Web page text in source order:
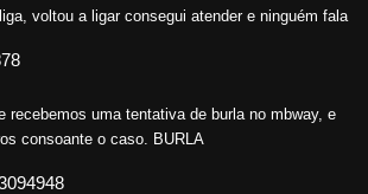
voltou a ligar consegui atender e ninguém fala
recebemos uma tentativa de burla no mbway, e
consoante o caso. BURLA